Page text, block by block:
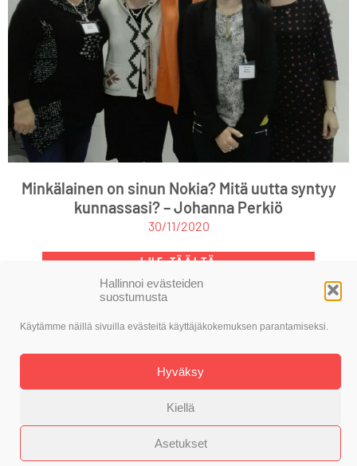
Hallinnoi evästeiden
suostumusta
Käytämme näillä sivuilla evästeitä käyttäjäkokemuksen parantamiseksi.
Hyväksy
Kiellä
Asetukset
Minkälainen on sinun Nokia? Mitä uutta syntyy
kunnassasi? – Johanna Perkiö
30/11/2020
LUE TÄÄLTÄ
© SDP Nokia
Toteutus: Alasin Media Oy
Evästekäytäntö
Tietosuojaseloste